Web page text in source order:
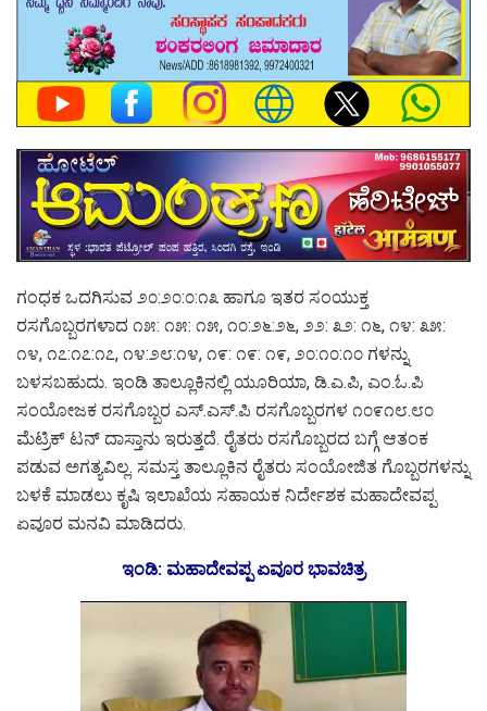
ಗಂಧಕ ಒದಗಿಸುವ ೨೦:೨೦:೦:೧೩ ಹಾಗೂ ಇತರ ಸಂಯುಕ್ತ
ರಸಗೊಬ್ಬರಗಳಾದ ೧೫: ೧೫: ೧೫, ೧೦:೨೬:೨೬, ೨೨: ೩೨: ೧೬, ೧೪: ೩೫:
೧೪, ೧೭:೧೭:೧೭, ೧೪:೨೮:೧೪, ೧೯: ೧೯: ೧೯, ೨೦:೧೦:೧೦ ಗಳನ್ನು
ಬಳಸಬಹುದು. ಇಂಡಿ ತಾಲ್ಲೂಕಿನಲ್ಲಿ ಯೂರಿಯಾ, ಡಿ.ಎ.ಪಿ, ಎಂ.ಓ.ಪಿ
ಸಂಯೋಜಕ ರಸಗೊಬ್ಬರ ಎಸ್.ಎಸ್.ಪಿ ರಸಗೊಬ್ಬರಗಳ ೧೦೯೧೮.೮೦
ಮೆಟ್ರಿಕ್ ಟನ್ ದಾಸ್ತಾನು ಇರುತ್ತದೆ. ರೈತರು ರಸಗೊಬ್ಬರದ ಬಗ್ಗೆ ಆತಂಕ
ಪಡುವ ಅಗತ್ಯವಿಲ್ಲ. ಸಮಸ್ತ ತಾಲ್ಲೂಕಿನ ರೈತರು ಸಂಯೋಜಿತ ಗೊಬ್ಬರಗಳನ್ನು
ಬಳಕೆ ಮಾಡಲು ಕೃಷಿ ಇಲಾಖೆಯ ಸಹಾಯಕ ನಿರ್ದೇಶಕ ಮಹಾದೇವಪ್ಪ
ಏವೂರ ಮನವಿ ಮಾಡಿದರು.
ಇಂಡಿ: ಮಹಾದೇವಪ್ಪ ಏವೂರ ಭಾವಚಿತ್ರ